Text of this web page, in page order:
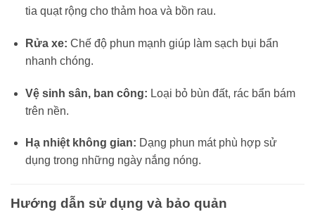
tia quạt rộng cho thảm hoa và bồn rau.
Rửa xe: Chế độ phun mạnh giúp làm sạch bụi bẩn
nhanh chóng.
Vệ sinh sân, ban công: Loại bỏ bùn đất, rác bẩn bám
trên nền.
Hạ nhiệt không gian: Dạng phun mát phù hợp sử
dụng trong những ngày nắng nóng.
Hướng dẫn sử dụng và bảo quản